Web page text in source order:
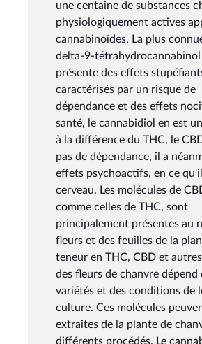
une centaine de substances
physiologiquement actives
cannabinoïdes. La plus
delta-9-tétrahydrocannabinol
présente des effets
caractérisés par un risque de
dépendance et des effets
santé, le cannabidiol en est
à la différence du THC, le
pas de dépendance, il a
effets psychoactifs, en ce
cerveau. Les molécules de
comme celles de THC, sont
principalement présentes au
fleurs et des feuilles de la
teneur en THC, CBD et
des fleurs de chanvre dépend
variétés et des conditions de
culture. Ces molécules
extraites de la plante de
différents procédés. Le